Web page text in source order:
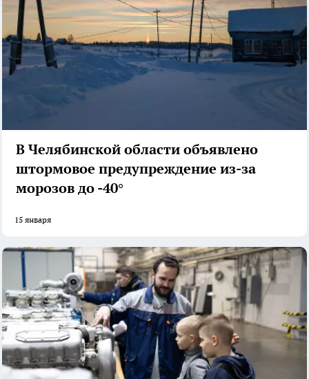
В Челябинской области объявлено
штормовое предупреждение из-за
морозов до -40°
15 января